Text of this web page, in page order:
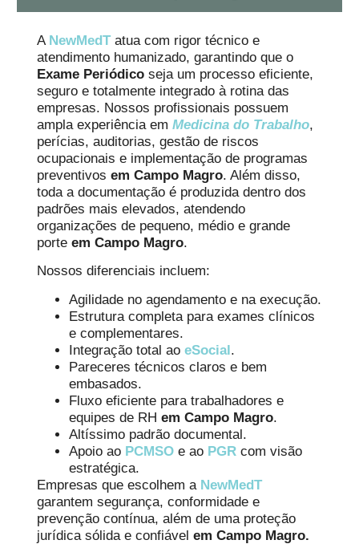
A NewMedT atua com rigor técnico e
atendimento humanizado, garantindo que o
Exame Periódico seja um processo eficiente,
seguro e totalmente integrado à rotina das
empresas. Nossos profissionais possuem
ampla experiência emMedicina do Trabalho,
perícias, auditorias, gestão de riscos
ocupacionais e implementação de programas
preventivosem Campo Magro. Além disso,
toda a documentação é produzida dentro dos
padrões mais elevados, atendendo
organizações de pequeno, médio e grande
porteem Campo Magro.
Nossos diferenciais incluem:
Agilidade no agendamento e na execução.
Estrutura completa para exames clínicos
e complementares.
Integração total aoeSocial.
Pareceres técnicos claros e bem
embasados.
Fluxo eficiente para trabalhadores e
equipes de RHem Campo Magro.
Altíssimo padrão documental.
Apoio ao PCMSO e ao PGR com visão
estratégica.
Empresas que escolhem a NewMedT
garantem segurança, conformidade e
prevenção contínua, além de uma proteção
jurídica sólida e confiávelem Campo Magro.